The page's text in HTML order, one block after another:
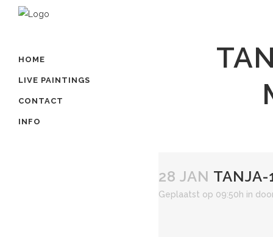
HOME
LIVE PAINTINGS
CONTACT
INFO
28 JAN TANJA-
Geplaatst op 09:50h in